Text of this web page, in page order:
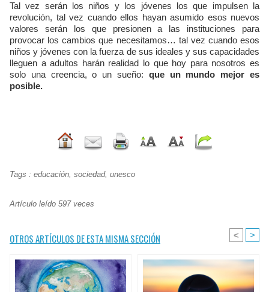
Tal vez serán los niños y los jóvenes los que impulsen la
revolución, tal vez cuando ellos hayan asumido esos nuevos
valores serán los que presionen a las instituciones para
provocar los cambios que necesitamos… tal vez cuando esos
niños y jóvenes con la fuerza de sus ideales y sus capacidades
lleguen a adultos harán realidad lo que hoy para nosotros es
solo una creencia, o un sueño: que un mundo mejor es
posible.
Tags : educación, sociedad, unesco
Artículo leído 597 veces
OTROS ARTÍCULOS DE ESTA MISMA SECCIÓN < >